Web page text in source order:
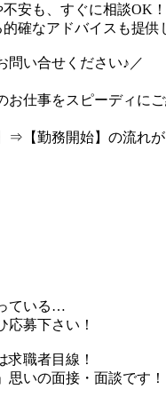
安も、すぐに相談OK！
的確なアドバイスも提
問い合せください♪／
お仕事をスピーディに
⇒【勤務開始】の流れ
ている…
応募下さい！
求職者目線！
思いの面接・面談です！